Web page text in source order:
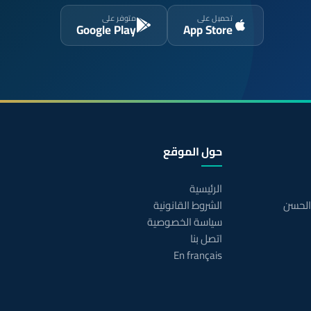
تحميل على
App Store
متوفر على
Google Play
حول الموقع
الرئيسية
الشروط القانونية
سياسة الخصوصية
اتصل بنا
En français